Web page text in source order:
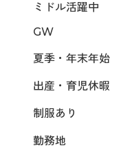
ミドル活躍中
GW
夏季・年末年始
出産・育児休暇
制服あり
勤務地